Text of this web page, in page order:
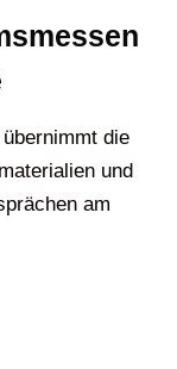
die
und
am